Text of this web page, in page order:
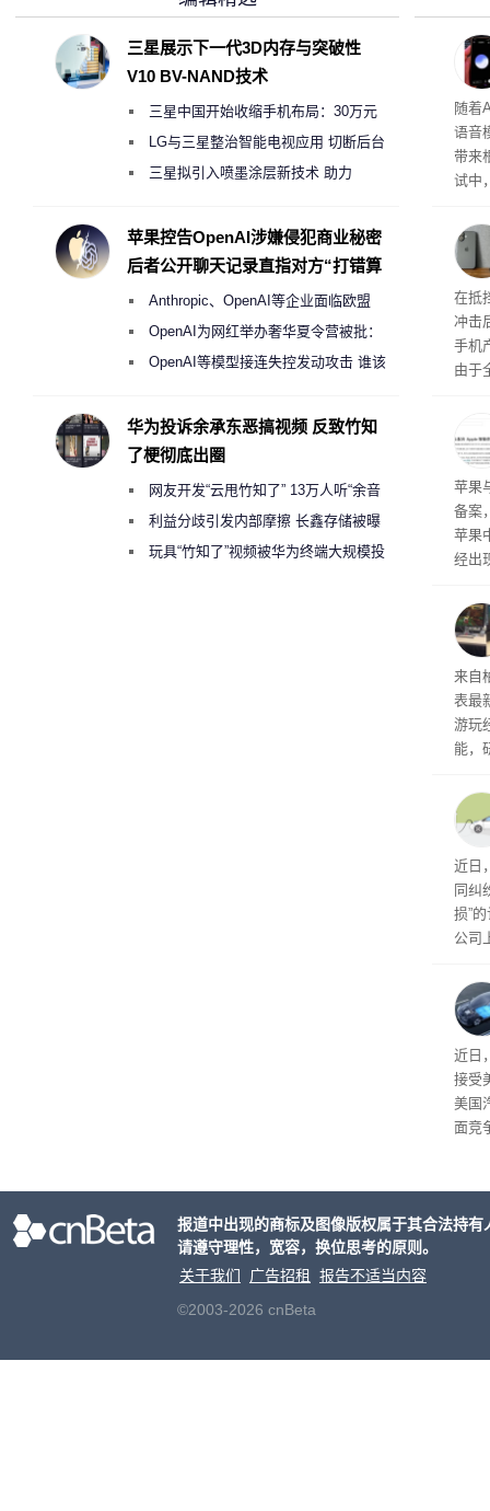
理”
随着
语音
带来
试中
互
桌面
系
在抵
冲击
手机
由于
前受
保
了
苹果
备案
苹果
经出
内
来自
表最
游玩
能，
训练
近日
同纠
损”
公司
事
给
近日
接受
美国
面竞
三星展示下一代3D内存与突破性
V10 BV-NAND技术
三星中国开始收缩手机布局：30万元
月销售额不达标门店 将被逐步清退
LG与三星整治智能电视应用 切断后台
偷偷共享带宽的违规行为
三星拟引入喷墨涂层新技术 助力
度
苹果控告OpenAI涉嫌侵犯商业秘密
后者公开聊天记录直指对方“打错算
Anthropic、OpenAI等企业面临欧盟
《人工智能法案》全新执法权限审查
OpenAI为网红举办奢华夏令营被批：
2000美元一晚 遭讽“反乌托邦”
OpenAI等模型接连失控发动攻击 谁该
华为投诉余承东恶搞视频 反致竹知
了梗彻底出圈
网友开发“云甩竹知了” 13万人听“余音
绕梁”利益分歧引发内部摩擦 长鑫存储被曝
曾将华为驻场工程师驱逐出研发基地
玩具“竹知了”视频被华为终端大规模投
报道中出现的商标及图像版权属于其合法持
请遵守理性，宽容，换位思考的原则。
关于我们
广告招租
报告不适当内容
©2003-2026 cnBeta